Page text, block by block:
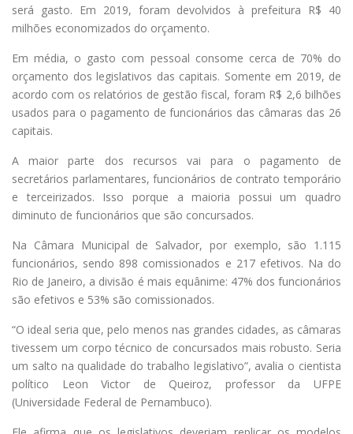
será gasto. Em 2019, foram devolvidos à prefeitura R$ 40
milhões economizados do orçamento.
Em média, o gasto com pessoal consome cerca de 70% do
orçamento dos legislativos das capitais. Somente em 2019, de
acordo com os relatórios de gestão fiscal, foram R$ 2,6 bilhões
usados para o pagamento de funcionários das câmaras das 26
capitais.
A maior parte dos recursos vai para o pagamento de
secretários parlamentares, funcionários de contrato temporário
e terceirizados. Isso porque a maioria possui um quadro
diminuto de funcionários que são concursados.
Na Câmara Municipal de Salvador, por exemplo, são 1.115
funcionários, sendo 898 comissionados e 217 efetivos. Na do
Rio de Janeiro, a divisão é mais equânime: 47% dos funcionários
são efetivos e 53% são comissionados.
“O ideal seria que, pelo menos nas grandes cidades, as câmaras
tivessem um corpo técnico de concursados mais robusto. Seria
um salto na qualidade do trabalho legislativo”, avalia o cientista
político Leon Victor de Queiroz, professor da UFPE
(Universidade Federal de Pernambuco).